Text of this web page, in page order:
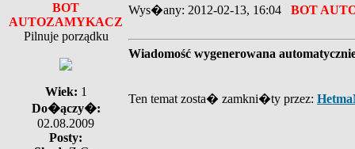
BOT
AUTOZAMYKACZ
Pilnuje porządku
Wiek: 1
Do�ączy�:
02.08.2009
Posty:
Wys�any: 2012-02-13, 16:04 BOT
Wiadomość wygenerowana
Ten temat zosta� zamkni�ty przez: